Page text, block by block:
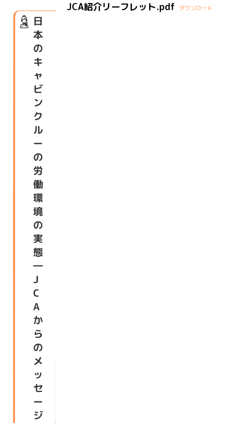
JCA紹介リーフレット.pdf ダウンロード
日
本
の
キ
ャ
ビ
ン
ク
ル
ー
の
労
働
環
境
の
実
態
―
J
C
A
か
ら
の
メ
ッ
セ
ー
ジ